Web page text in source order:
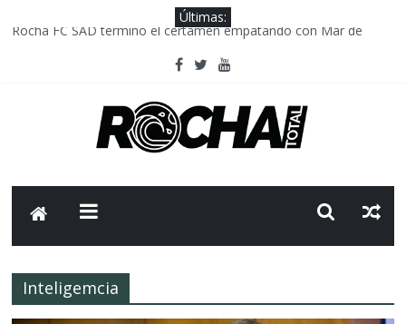
Últimas:
Rocha FC SAD termino el certamen empatando con Mar de
Delegación parlamentaria uruguaya llega a Israel; el Frente
Caso Charles Carrera: la causa que sobrevivió al paso del tiempo
Criminalidad en Uruguay: menos delitos,los homicidios son lo
Inteligemcia